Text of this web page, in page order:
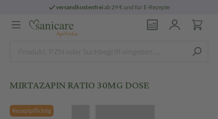
versandkostenfreiab 29 € und für E-Rezepte
MIRTAZAPIN RATIO 30MG DOSE
Rezeptpflichtig